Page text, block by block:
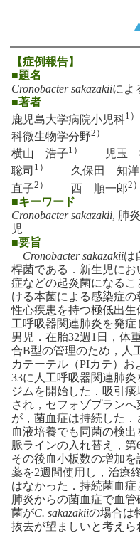
【症例報告】
■題名
Cronobacter sakazakiiによ
■著者
鹿児島大学病院小児科1）
科微生物学分野2）
横山 浩子1）
児玉
聡司 1） 久保田 知洋
直子2） 西 順一郎2
■キーワード
Cronobacter sakazakii, 肺
児
■要旨
Cronobacter sakazakiiは
桿菌である．新生児に
症などの起炎菌になる
ける本菌による感染症
性心疾患を持つ極低出
工呼吸器関連肺炎を発
男児．在胎32週1日，体
合B型の管理のため，人
カテーテル（PIカテ）
33に人工呼吸器関連肺
ジムを開始した．吸引
され，セフォゾプラン
が，菌血症は持続した
血液培養でも同菌の検
脈ラインの入れ替え，
その後血小板数の増加
薬を2週間使用し，治療
はなかった．持続菌血
肺炎からの菌血症で血
菌がC. sakazakiiの場合は
抜去が望ましいと考えら